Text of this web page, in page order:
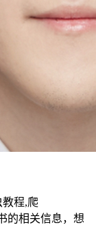
程,爬
的相关信息，想